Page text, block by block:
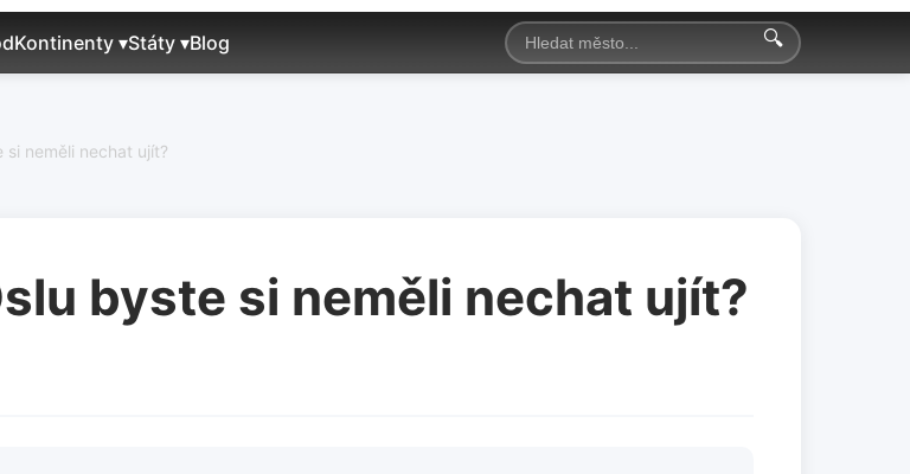
Kontinenty ▾Státy ▾Blog 🔍
neměli nechat ujít?
byste si neměli nechat ujít?